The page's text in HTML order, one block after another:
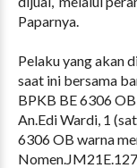
Paparnya.
Pelaku yang akan
saat ini bersama
BPKB BE 6306
An.Edi Wardi, 1
6306 OB warna